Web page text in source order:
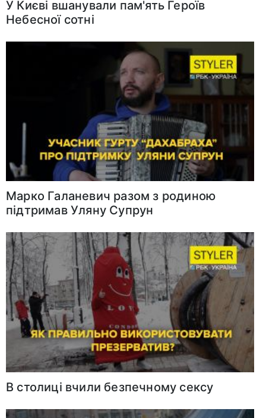
У Києві вшанували пам'ять Героїв
Небесної сотні
Марко Галаневич разом з родиною
підтримав Уляну Супрун
В столиці вчили безпечному сексу